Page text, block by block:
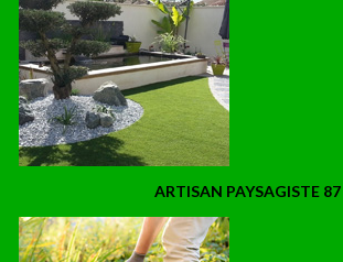
ARTISAN PAYSAGISTE 87